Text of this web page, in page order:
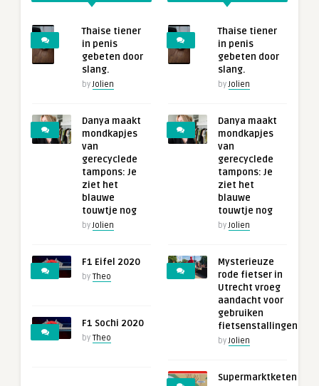
Thaise tiener
in penis
gebeten door
slang.
byJolien
Danya maakt
mondkapjes
van
gerecyclede
tampons: Je
ziet het
blauwe
touwtje nog
byJolien
F1 Eifel 2020
by Theo
F1 Sochi 2020
by Theo
Thaise tiener
in penis
gebeten door
slang.
byJolien
Danya maakt
mondkapjes
van
gerecyclede
tampons: Je
ziet het
blauwe
touwtje nog
byJolien
Mysterieuze
rode fietser in
Utrecht vroeg
aandacht voor
gebruiken
fietsenstallingen
byJolien
Supermarktketen